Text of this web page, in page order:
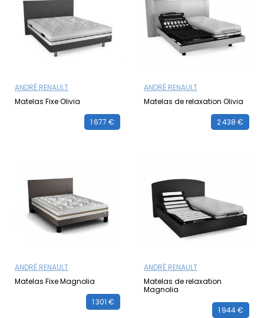
ANDRÉ RENAULT
Matelas Fixe Olivia
1 677 €
ANDRÉ RENAULT
Matelas de relaxation Olivia
2 438 €
ANDRÉ RENAULT
Matelas Fixe Magnolia
1 301 €
ANDRÉ RENAULT
Matelas de relaxation
Magnolia
1 944 €